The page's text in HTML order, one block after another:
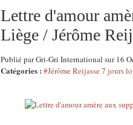
Lettre d'amour
Liège / Jérôme
Publié par Gri-Gri International sur 16
Catégories : #Jérôme Reijasse 7 jours